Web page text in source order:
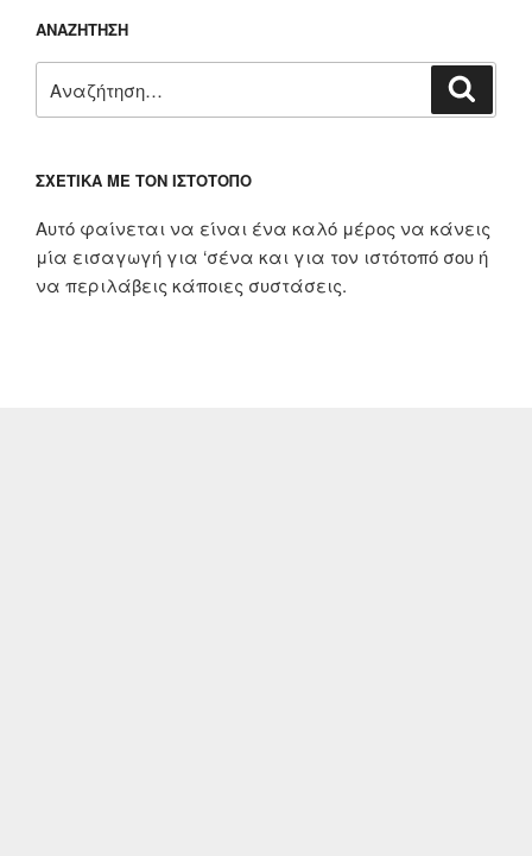
ΑΝΑΖΉΤΗΣΗ
για:
ΣΧΕΤΙΚΆ ΜΕ ΤΟΝ ΙΣΤΌΤΟΠΟ
Αυτό φαίνεται να είναι ένα καλό μέρος να κάνεις
μία εισαγωγή για ‘σένα και για τον ιστότοπό σου ή
να περιλάβεις κάποιες συστάσεις.